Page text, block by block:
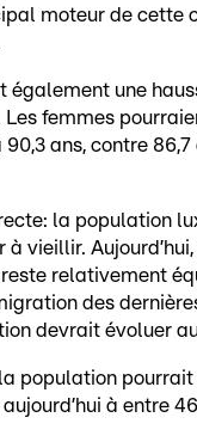
moteur de cette
également une
Les femmes
90,3 ans, contre
la population
à vieillir.
relativement
des
devrait évoluer
la population
aujourd’hui à entre